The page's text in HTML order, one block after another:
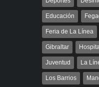
Educación
Feria de La Línea
Gibraltar
Juventud La
Los Barrios